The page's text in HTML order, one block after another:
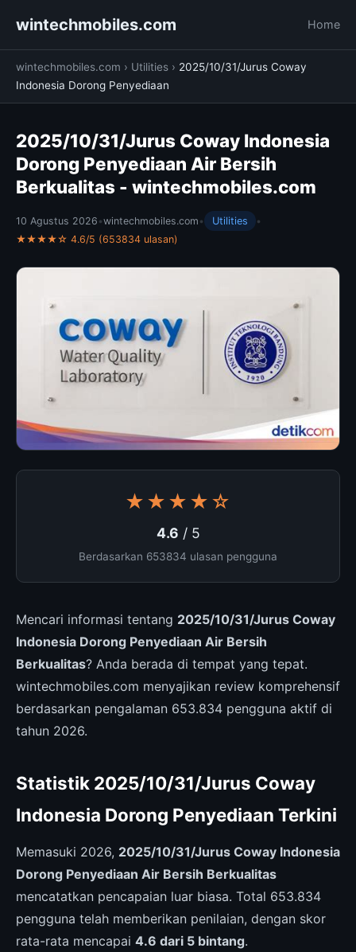
wintechmobiles.com Home
wintechmobiles.com › Utilities › 2025/10/31/Jurus Coway
Indonesia Dorong Penyediaan
2025/10/31/Jurus Coway Indonesia
Dorong Penyediaan Air Bersih
Berkualitas - wintechmobiles.com
10 Agustus 2026 •wintechmobiles.com • Utilities
•
★★★★☆ 4.6/5 (653834 ulasan)
★★★★☆
4.6 / 5
Berdasarkan 653834 ulasan pengguna
Mencari informasi tentang 2025/10/31/Jurus Coway
Indonesia Dorong Penyediaan Air Bersih
Berkualitas? Anda berada di tempat yang tepat.
wintechmobiles.com menyajikan review komprehensif
berdasarkan pengalaman 653.834 pengguna aktif di
tahun 2026.
Statistik 2025/10/31/Jurus Coway
Indonesia Dorong Penyediaan Terkini
Memasuki 2026, 2025/10/31/Jurus Coway Indonesia
Dorong Penyediaan Air Bersih Berkualitas
mencatatkan pencapaian luar biasa. Total 653.834
pengguna telah memberikan penilaian, dengan skor
rata-rata mencapai 4.6 dari 5 bintang.